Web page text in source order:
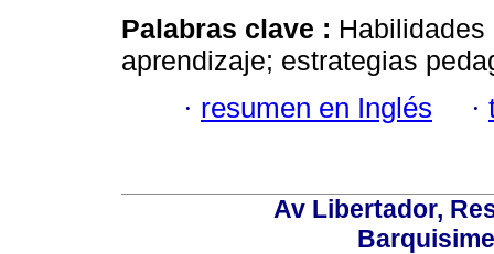
Palabras clave :
aprendizaje; estrategias
· resumen en Inglés ·
Av Libertador,